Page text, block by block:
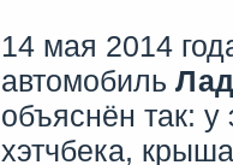
14 мая 2014
автомобиль
объяснён так: у
хэтчбека,